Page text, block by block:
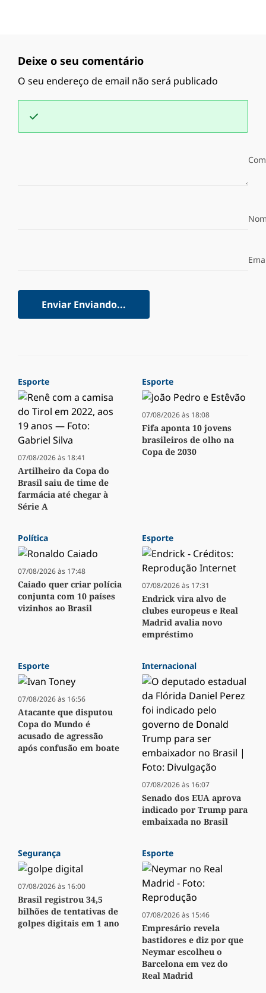
Deixe o seu comentário
O seu endereço de email não será publicado
Enviar Enviando...
Esporte
07/08/2026 às 18:41
Artilheiro da Copa do
Brasil saiu de time de
farmácia até chegar à
Série A
Esporte
07/08/2026 às 18:08
Fifa aponta 10 jovens
brasileiros de olho na
Copa de 2030
Política
07/08/2026 às 17:48
Caiado quer criar polícia
conjunta com 10 países
vizinhos ao Brasil
Esporte
07/08/2026 às 17:31
Endrick vira alvo de
clubes europeus e Real
Madrid avalia novo
empréstimo
Esporte
07/08/2026 às 16:56
Atacante que disputou
Copa do Mundo é
acusado de agressão
após confusão em boate
Internacional
07/08/2026 às 16:07
Senado dos EUA aprova
indicado por Trump para
embaixada no Brasil
Segurança
07/08/2026 às 16:00
Brasil registrou 34,5
bilhões de tentativas de
golpes digitais em 1 ano
Esporte
07/08/2026 às 15:46
Empresário revela
bastidores e diz por que
Neymar escolheu o
Barcelona em vez do
Real Madrid